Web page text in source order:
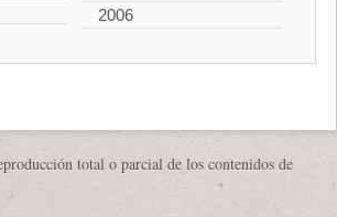
2006
total o parcial de los contenidos de